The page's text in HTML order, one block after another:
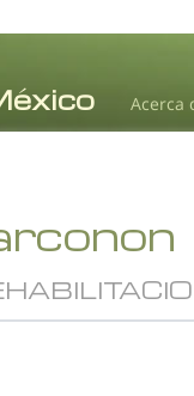
Acerca